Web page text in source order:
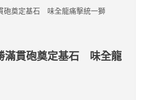
砲奠定基石 味全龍痛擊統一獅
滿貫砲奠定基石 味全龍